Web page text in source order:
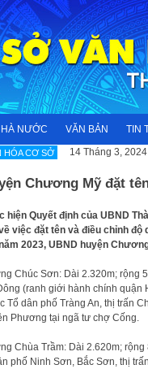
NƯỚC VĂN BẢN TIN
HÓA CƠ SỞ 14 Tháng 3, 2024
Chương Mỹ đặt
hiện Quyết định của UBND
việc đặt tên và điều chỉnh độ
2023, UBND huyện
Chúc Sơn: Dài 2.320m; rộng
(ranh giới hành chính quận
Tổ dân phố Tràng An, thị trấn
Phương tại ngã tư chợ Cống.
Chùa Trầm: Dài 2.620m;
phố Ninh Sơn, Bắc Sơn, thị